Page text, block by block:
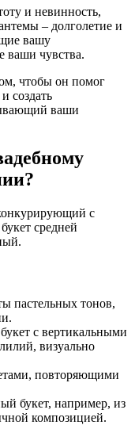
и невинность,
– долголетие и
вашу
ваши чувства.
чтобы он помог
создать
ваши
с
средней
пастельных тонов,
букет с вертикальными
визуально
повторяющими
букет, например, из
композицией.